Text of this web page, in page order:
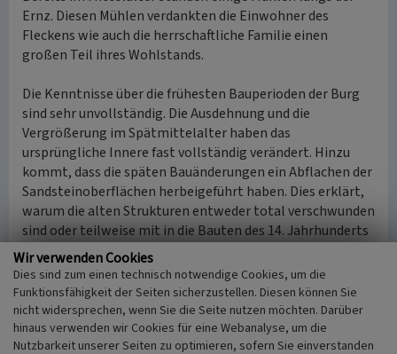
Ernz. Diesen Mühlen verdankten die Einwohner des
Fleckens wie auch die herrschaftliche Familie einen
großen Teil ihres Wohlstands.
Die Kenntnisse über die frühesten Bauperioden der Burg
sind sehr unvollständig. Die Ausdehnung und die
Vergrößerung im Spätmittelalter haben das
ursprüngliche Innere fast vollständig verändert. Hinzu
kommt, dass die späten Bauänderungen ein Abflachen der
Sandsteinoberflächen herbeigeführt haben. Dies erklärt,
warum die alten Strukturen entweder total verschwunden
sind oder teilweise mit in die Bauten des 14. Jahrhunderts
einbezogen wurden.
Für die Vorburg ergeben sich ähnliche Probleme und
Schwierigkeiten. Eine Datierung der einzelnen
Baukonstruktionen dieses Abschnitts der Burg bis heute
nicht möglich. Dies führt dazu, dass sich die Beschreibung
der Burg im Frühmittelalter auf die Hauptburg
Wir verwenden Cookies
Dies sind zum einen technisch notwendige Cookies, um die
Funktionsfähigkeit der Seiten sicherzustellen. Diesen können Sie
nicht widersprechen, wenn Sie die Seite nutzen möchten. Darüber
hinaus verwenden wir Cookies für eine Webanalyse, um die
Nutzbarkeit unserer Seiten zu optimieren, sofern Sie einverstanden